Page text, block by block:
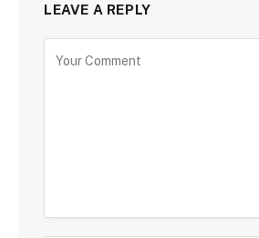
LEAVE A REPLY